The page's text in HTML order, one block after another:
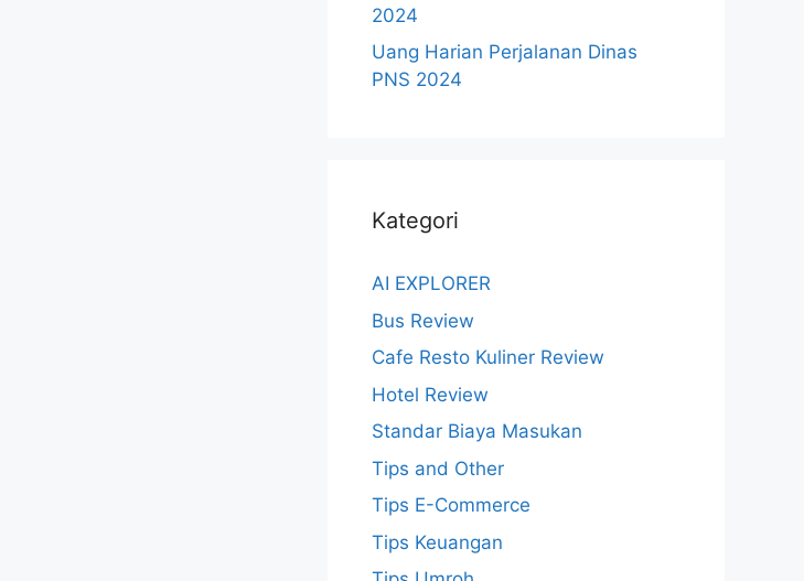
2024
Uang Harian Perjalanan Dinas
PNS 2024
Kategori
AI EXPLORER
Bus Review
Cafe Resto Kuliner Review
Hotel Review
Standar Biaya Masukan
Tips and Other
Tips E-Commerce
Tips Keuangan